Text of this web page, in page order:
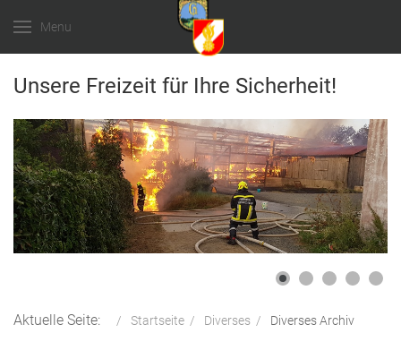
Menu
Unsere Freizeit für Ihre Sicherheit!
Aktuelle Seite: Startseite Diverses Diverses Archiv